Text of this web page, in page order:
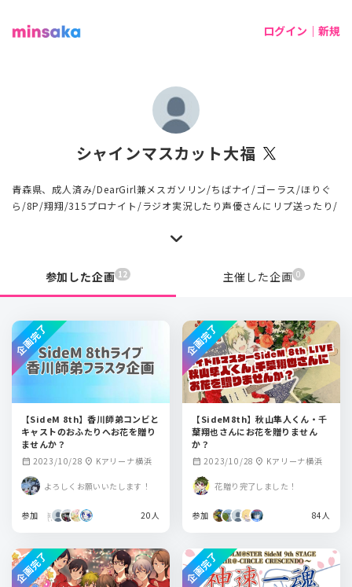
ログイン｜新規
シャインマスカット大福
青森県、成人済み/DearGirl兼メスガソリン/ちばナイ/ゴーラス/ほりぐ
ら/8P/翔翔/315プロナイト/ラジオ実況したり声優さんにリプ送ったり/
参加した企画 12 主催した企画 0
【SideM 8th】香川師弟コンビと
キャストのおふたりへお花を贈り
ませんか？
calendar_month 2023/10/28 location_on Kアリーナ横浜
よろしくお願いいたします！
参加 20人
企画完了
【SideM8th】秋山隼人くん・千
葉翔也さんにお花を贈りません
か？
calendar_month 2023/10/28 location_on Kアリーナ横浜
花贈り完了しました！
参加 84人
企画完了
企画完了 企画完了